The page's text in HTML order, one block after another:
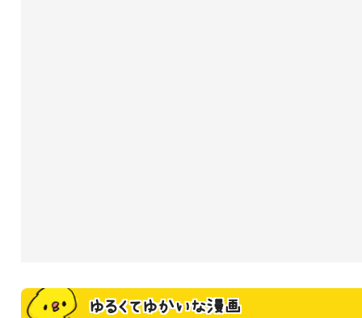
ゆるくてゆかいな漫画